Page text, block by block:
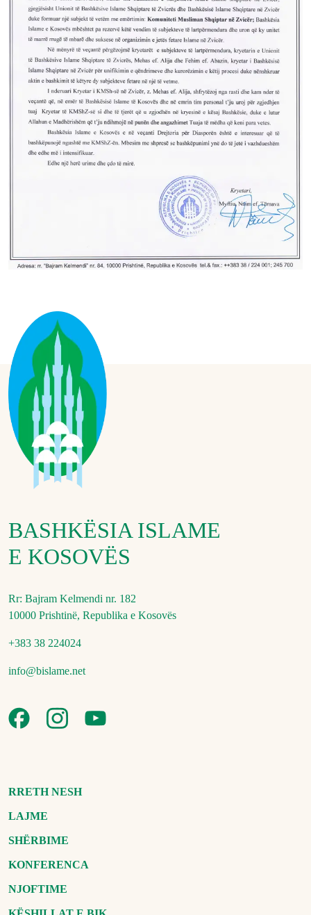
BASHKËSIA ISLAME
E KOSOVËS
Rr: Bajram Kelmendi nr. 182
10000 Prishtinë, Republika e Kosovës
+383 38 224024
info@bislame.net
RRETH NESH
LAJME
SHËRBIME
KONFERENCA
NJOFTIME